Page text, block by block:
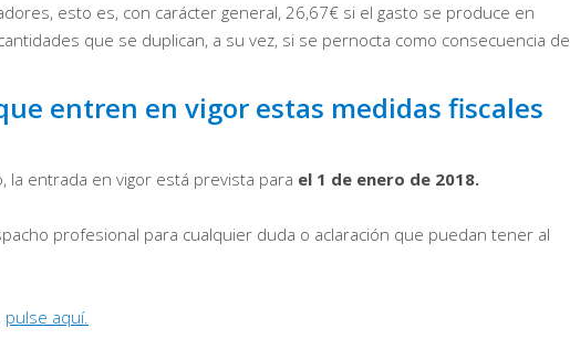
esto es, con carácter general, 26,67€ si el gasto se produce en
que se duplican, a su vez, si se pernocta como consecuencia
entren en vigor estas medidas fiscales
la entrada en vigor está prevista para el 1 de enero de 2018.
profesional para cualquier duda o aclaración que puedan tener al
pulse aquí.